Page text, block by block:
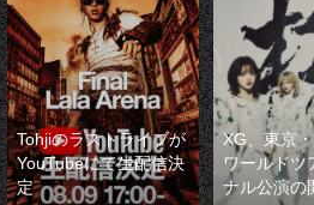
Tohjiのラストライブが
YouTubeにて生配信決
定
XG、東京
ワールドツ
ナル公演の